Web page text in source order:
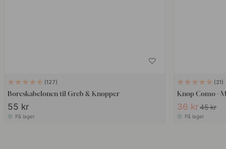
127
Boreskabelonen til Greb & Knopper
55 kr
På lager
21
Knop Como -
36 kr 45 kr
På lager